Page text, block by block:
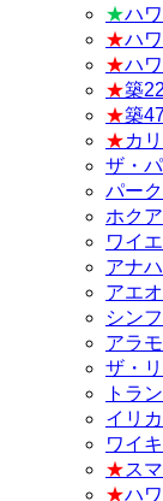
★ハ
★ハ
★ハ
★築
★築
★カ
ザ・
パー
ホクア
ワイ
アナ
アエ
シン
アラ
ザ・
トラ
イリ
ワイ
★ス
★ハ